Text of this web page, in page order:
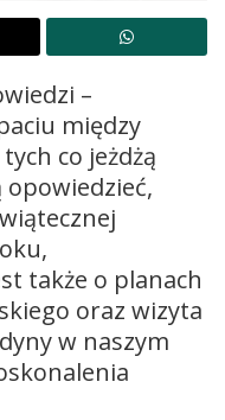
–
między
co jeżdżą
opowiedzieć,
także o planach
oraz wizyta
w naszym